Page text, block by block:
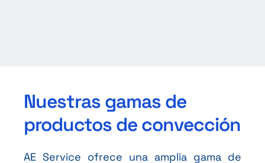
Nuestras gamas de
productos de convección
AE Service ofrece una amplia gama de